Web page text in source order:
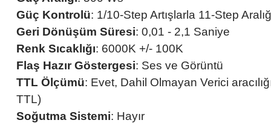
Güç Kontrolü: 1/10-Step Artışlarla 11-Step
Geri Dönüşüm Süresi: 0,01 - 2,1 Saniye
Renk Sıcaklığı: 6000K +/- 100K
Flaş Hazır Göstergesi: Ses ve Görüntü
TTL Ölçümü: Evet, Dahil Olmayan Verici
TTL)
Soğutma Sistemi: Hayır